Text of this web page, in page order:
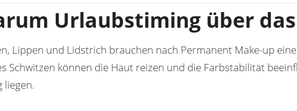
Urlaubstiming über
Lippen und Lidstrich brauchen nach Permanent Make-up
Schwitzen können die Haut reizen und die Farbstabilität
liegen.